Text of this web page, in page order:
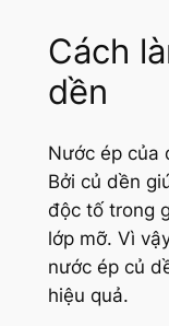
Cách
dền
Nước ép của
Bởi củ dền
độc tố trong
lớp mỡ. Vì
nước ép củ
hiệu quả.